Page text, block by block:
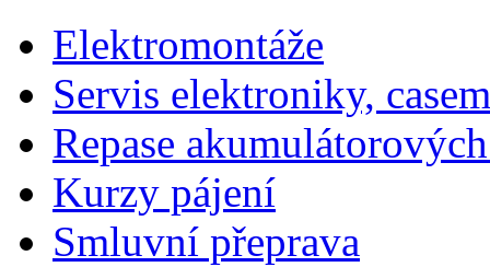
Elektromontáže
Servis elektroniky,
Repase
Kurzy pájení
Smluvní přeprava